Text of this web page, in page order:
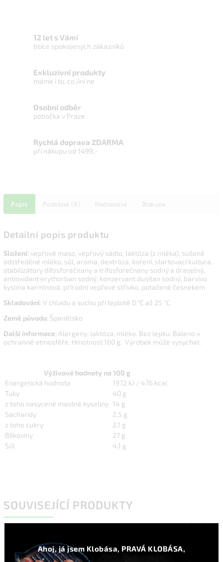
Ahoj, já jsem Klobása, PRAVÁ KLOBÁSA,
12 let s Vámi
tisíce spokojených zákazníků
Exkluzivní produkty
máme i to, co jiní ne
Osobní odběr
pobočka v Praze
Rychlá doprava ZDARMA
při nákupu od 1499,-
Popis Podobné (9) Hodnocení Diskuze
Detailní popis produktu
Složení: vepřové maso, vepřový sádlo, laktóza (z mléka), sušené
odstředěné mléko, sůl, aroma, dextróza, koření, startovací kultura,
stabilizátory difosforečnany a trifosforečnany sodný a draselný,
antioxidant erythorban sodný, konzervant dusitan sodný, barvivo
kyslina karmínová, přírodní vepřové střívko, potažené česnekem
Skladování: V chladu a suchu při teplotě 0 °C až 25 °C.
Země původu: Španělsko
Další informace: Alergeny: laktóza, mléko. Bez lepku. Baleno v
ochranné atmosféře. Hmotnost 160 g. Výrobek může vysychat.
Výživové hodnoty na 100 g
Energetická hodnota
1972 kJ / 476 kcal
Tuky
40 g
z toho nasycené mastné kyseliny 14 g
Sacharidy
2,5 g
z toho cukry
2,1 g
Bílkoviny
27 g
Sůl
4,1 g
SOUVISEJÍCÍ PRODUKTY
Previous
Next